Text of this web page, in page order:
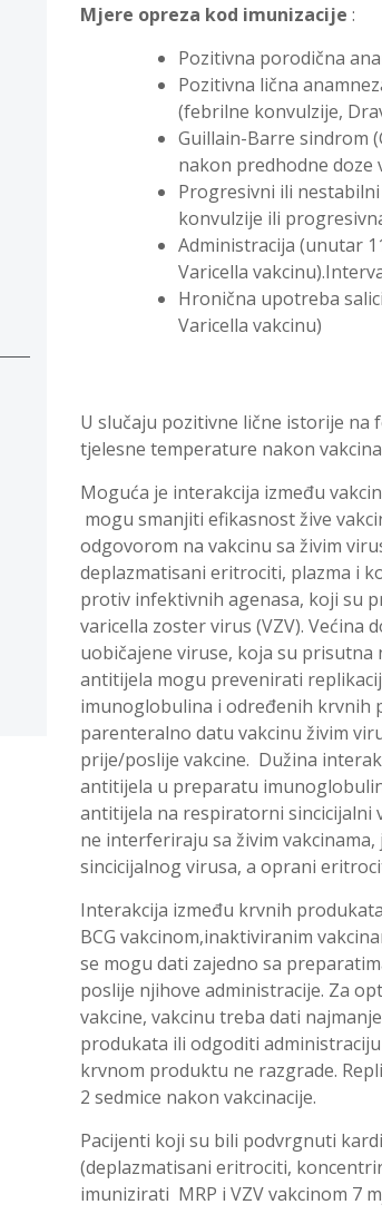
Mjere opreza kod imunizacije :
Pozitivna porodična
Pozitivna lična
(febrilne konvulzije,
Guillain-Barre sindrom
nakon predhodne doze
Progresivni ili
konvulzije ili
Administracija (unutar
Varicella
Hronična upotreba
Varicella vakcinu)
U slučaju pozitivne lične istorije
tjelesne temperature nakon
Moguća je interakcija između
mogu smanjiti efikasnost žive
odgovorom na vakcinu sa živim
deplazmatisani eritrociti, plazma i
protiv infektivnih agenasa, koji su
varicella zoster virus (VZV).
uobičajene viruse, koja su prisutna
antitijela mogu prevenirati
imunoglobulina i određenih krvnih
parenteralno datu vakcinu živim
prije/poslije vakcine. Dužina
antitijela u preparatu
antitijela na respiratorni sincicijalni
ne interferiraju sa živim
sincicijalnog virusa, a oprani
Interakcija između krvnih
BCG vakcinom,inaktiviranim
se mogu dati zajedno sa
poslije njihove administracije. Za
vakcine, vakcinu treba dati
produkata ili odgoditi
krvnom produktu ne razgrade.
2 sedmice nakon vakcinacije.
Pacijenti koji su bili podvrgnuti
(deplazmatisani eritrociti,
imunizirati MRP i VZV vakcinom 7